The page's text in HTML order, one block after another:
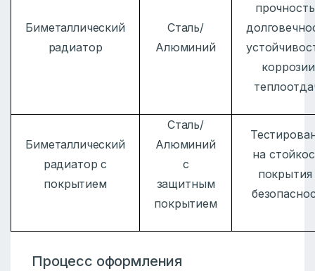
Биметаллический
радиатор
Сталь/
Алюминий
Биметаллический
радиатор с
покрытием
Сталь/
Алюминий
с
защитным
покрытием
на
покрытия
Процесс оформления